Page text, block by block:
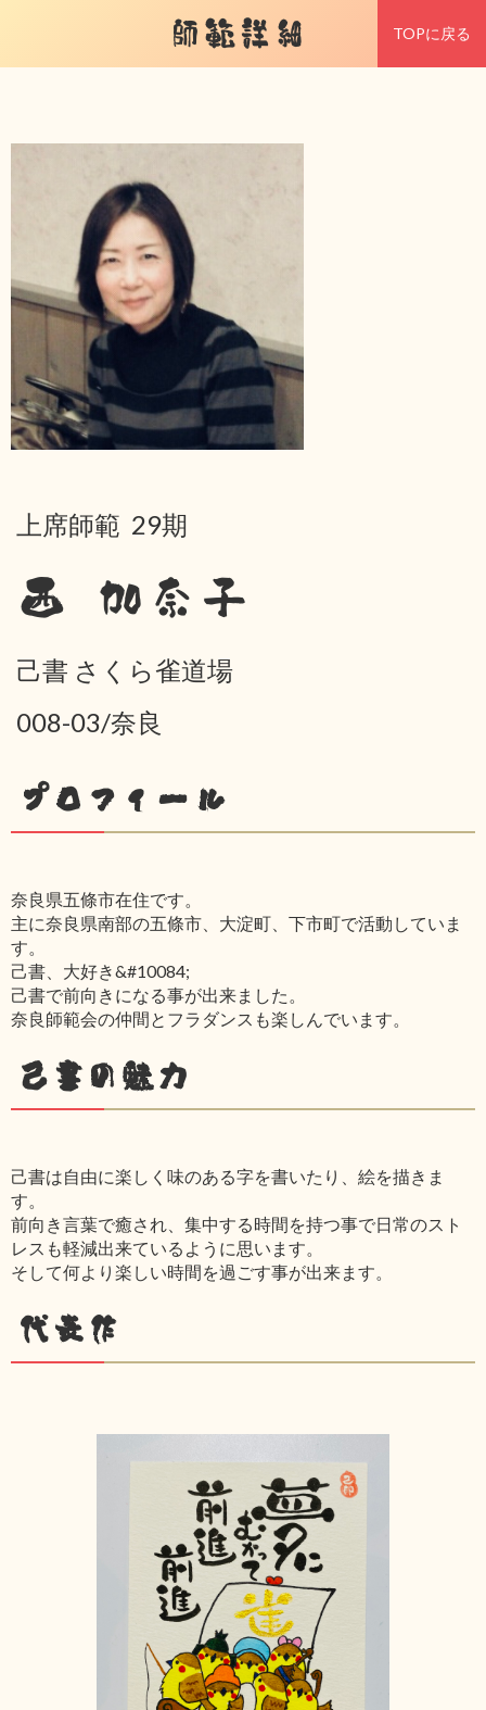
師範詳細 TOPに戻る
上席師範 29期
西 加奈子
己書 さくら雀道場
008-03/奈良
プロフィール
奈良県五條市在住です。
主に奈良県南部の五條市、大淀町、下市町で活動していま
す。
己書、大好き&#10084;
己書で前向きになる事が出来ました。
奈良師範会の仲間とフラダンスも楽しんでいます。
己書の魅力
己書は自由に楽しく味のある字を書いたり、絵を描きま
す。
前向き言葉で癒され、集中する時間を持つ事で日常のスト
レスも軽減出来ているように思います。
そして何より楽しい時間を過ごす事が出来ます。
代表作